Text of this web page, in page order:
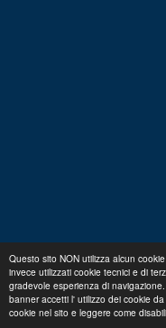
Questo sito NON utilizza alcun
invece utilizzati cookie tecnici e di
gradevole esperienza di
banner accetti l' utilizzo dei cookie
cookie nel sito e leggere come
Regolamento
p. iva 13356630155